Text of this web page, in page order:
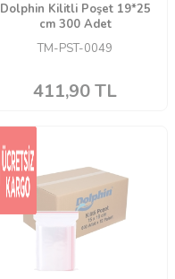
Dolphin Kilitli Poşet 19*25
cm 300 Adet
TM-PST-0049
411,90TL